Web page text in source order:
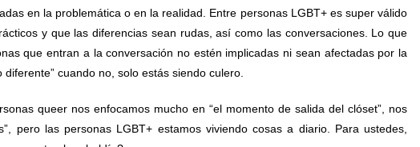
en la problemática o en la realidad. Entre personas LGBT+ es super válido
y que las diferencias sean rudas, así como las conversaciones. Lo que
que entran a la conversación no estén implicadas ni sean afectadas por la
cuando no, solo estás siendo culero.
queer nos enfocamos mucho en “el momento de salida del clóset”, nos
pero las personas LGBT+ estamos viviendo cosas a diario. Para ustedes,